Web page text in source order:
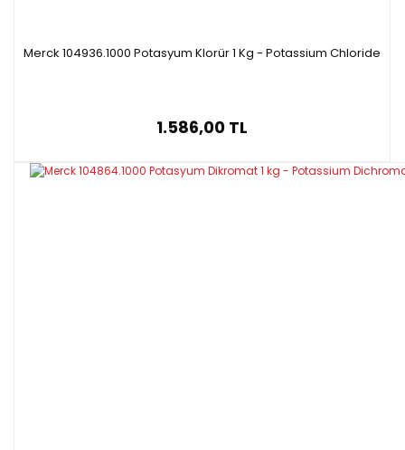
Merck 104936.1000 Potasyum Klorür 1 Kg - Potassium Chloride
1.586,00 TL